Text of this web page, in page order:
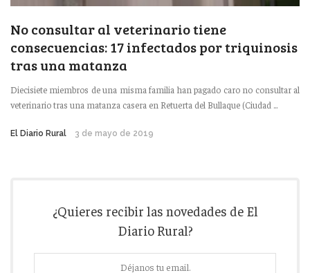
No consultar al veterinario tiene
consecuencias: 17 infectados por triquinosis
tras una matanza
Diecisiete miembros de una misma familia han pagado caro no consultar al
veterinario tras una matanza casera en Retuerta del Bullaque (Ciudad ...
El Diario Rural 3 de mayo de 2019
¿Quieres recibir las novedades de El
Diario Rural?